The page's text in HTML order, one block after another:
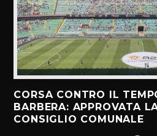
CORSA CONTRO IL
BARBERA: APPROVATA
CONSIGLIO COMUNALE